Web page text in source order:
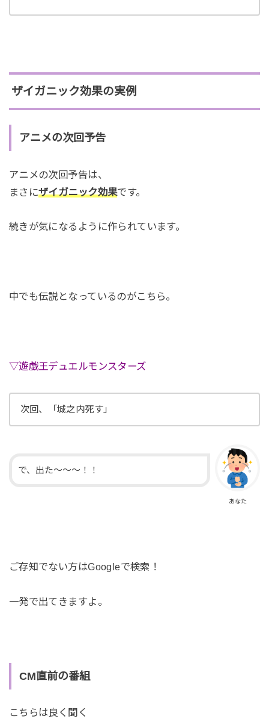
ザイガニック効果の実例
アニメの次回予告
アニメの次回予告は、
まさにザイガニック効果です。
続きが気になるように作られています。
中でも伝説となっているのがこちら。
▽遊戯王デュエルモンスターズ
次回、「城之内死す」
あなた
で、出た〜〜〜！！
ご存知でない方はGoogleで検索！
一発で出てきますよ。
CM直前の番組
こちらは良く聞く